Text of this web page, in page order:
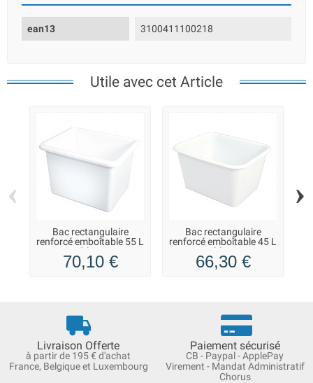
ean13 3100411100218
Utile avec cet Article
Bac rectangulaire
renforcé emboîtable 55 L
- blanc
70,10 €
Bac rectangulaire
renforcé emboîtable 45 L
- blanc
66,30 €
‹ ›
Livraison Offerte
à partir de 195 € d'achat
France, Belgique et Luxembourg
Paiement sécurisé
CB - Paypal - ApplePay
Virement - Mandat Administratif
Chorus